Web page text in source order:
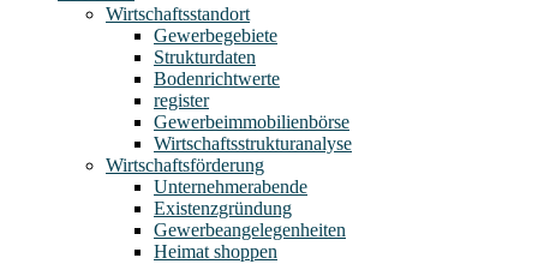
Wirtschaftsstandort
Gewerbegebiete
Strukturdaten
Bodenrichtwerte
register
Gewerbeimmobilienbörse
Wirtschaftsstrukturanalyse
Wirtschaftsförderung
Unternehmerabende
Existenzgründung
Gewerbeangelegenheiten
Heimat shoppen